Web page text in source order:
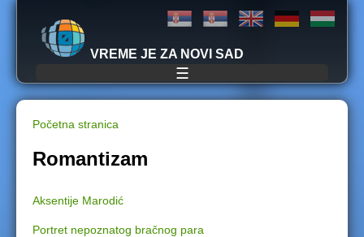
Jump to navigation
VREME JE ZA NOVI SAD
☰
Y
Početna stranica
Romantizam
Aksentije Marodić
Portret nepoznatog bračnog para